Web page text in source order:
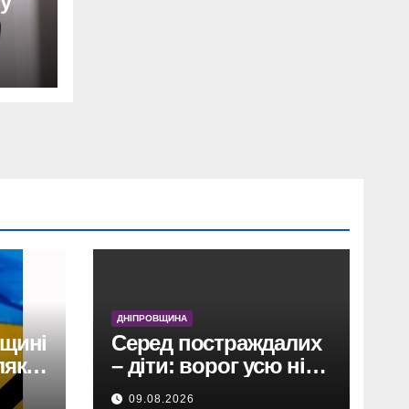
ДНІПРОВЩИНА
Серед постраждалих
– діти: ворог усю ніч
тероризував
09.08.2026